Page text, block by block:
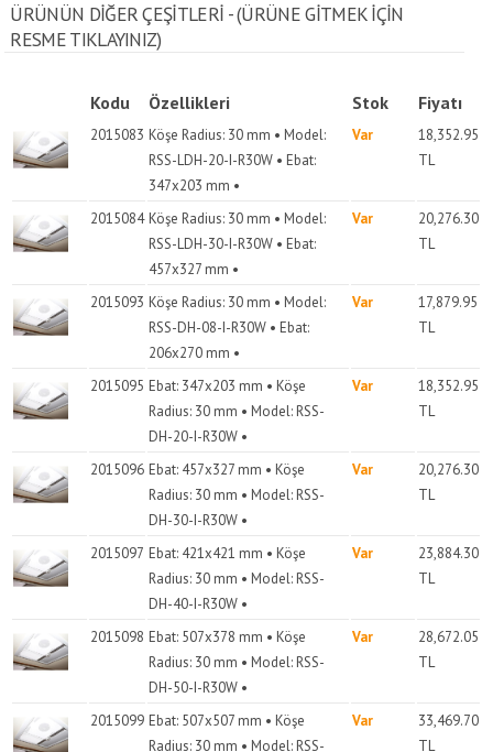
ÜRÜNÜN DİĞER ÇEŞİTLERİ - (ÜRÜNE GITMEK IÇIN
RESME TIKLAYINIZ)
Kodu Özellikleri Stok Fiyatı
2015083 Köşe Radius: 30 mm • Model:
RSS-LDH-20-I-R30W • Ebat:
347x203 mm •
Var
18,352.95
TL
2015084 Köşe Radius: 30 mm • Model:
RSS-LDH-30-I-R30W • Ebat:
457x327 mm •
Var
20,276.30
TL
2015093 Köşe Radius: 30 mm • Model:
RSS-DH-08-I-R30W • Ebat:
206x270 mm •
Var
17,879.95
TL
2015095 Ebat: 347x203 mm • Köşe
Radius: 30 mm • Model: RSS-
DH-20-I-R30W •
Var
18,352.95
TL
2015096 Ebat: 457x327 mm • Köşe
Radius: 30 mm • Model: RSS-
DH-30-I-R30W •
Var
20,276.30
TL
2015097 Ebat: 421x421 mm • Köşe
Radius: 30 mm • Model: RSS-
DH-40-I-R30W •
Var
23,884.30
TL
2015098 Ebat: 507x378 mm • Köşe
Radius: 30 mm • Model: RSS-
DH-50-I-R30W •
Var
28,672.05
TL
2015099 Ebat: 507x507 mm • Köşe
Radius: 30 mm • Model: RSS-
Var
33,469.70
TL